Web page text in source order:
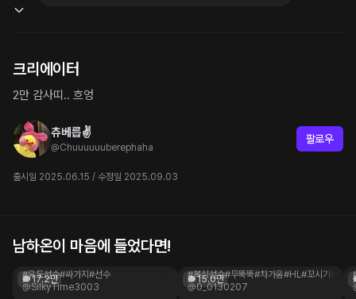
크리에이터
2만 감사띠.. 흐엉
츄베릅✌️
@Chuuuuuuberephaha
팔로우
출시일 2025.06.15 / 수정일 2025.09.03
남하온이 마음에 들었다면!
17.2만
민혁
#유도선수#싸가지 #선수
@SilkyTime3003
15.0만
#복싱선수#무뚝뚝#차가움#HL#꼬시기 #연하
@0_0130207